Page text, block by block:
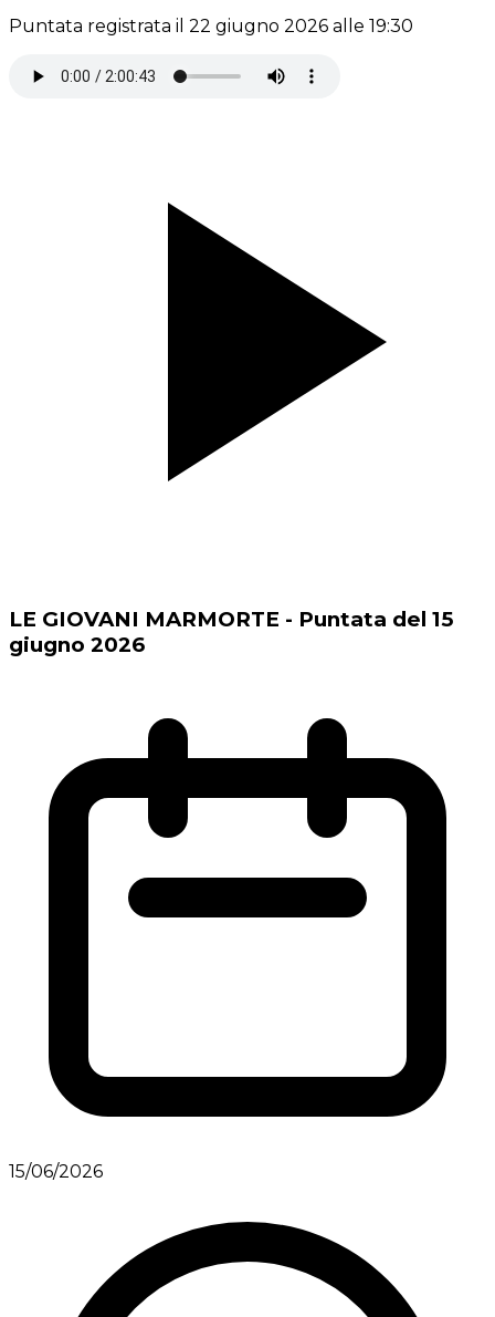
Puntata registrata il 22 giugno 2026 alle 19:30
LE GIOVANI MARMORTE - Puntata del 15
giugno 2026
15/06/2026